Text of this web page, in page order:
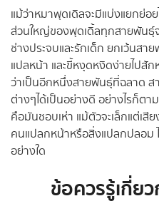
แม้ว่าหมาพุดเดิลจะมีแบ่งแยกย่
ส่วนใหญ่ของพุดเดิ้ลทุกสายพันธุ์
ช่างประจบและรักเด็ก ยกเว้นสา
แปลหน้า และขี้หงุดหงิดง่ายไป
ว่าเป็นอีกหนึ่งสายพันธุ์ที่ฉลาด ส
ต่างๆได้เป็นอย่างดี อย่างไรก็ต
คือมันชอบเห่า แม้ตัวจะเล็กแต่เสี
คนแปลกหน้าหรือสิ่งแปลกปลอม
อย่างใด
ข้อควรรู้เกี่ย